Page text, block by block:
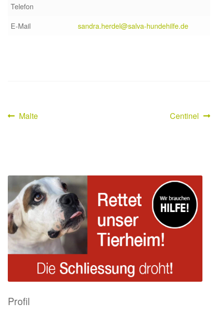
Mittelmeerkrankheiten
Zwingerhusten
Glückliche Fellnasen
Happy End Stories
Regenbogenbrücke
Telefon
E-Mail
sandra.herdel@salva-hundehilfe.de
Beitragsnavigation
Vorheriger
Malte
Nächster
Centinel
Profil